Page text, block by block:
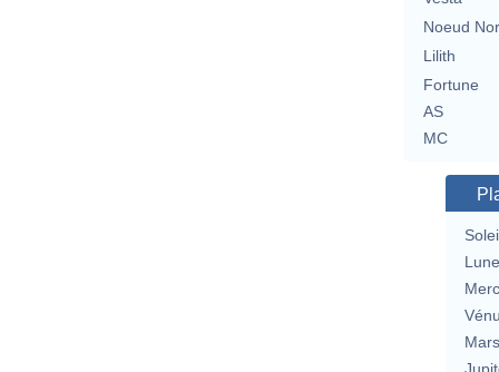
Noeud
Lilith
Fortune
AS
MC
Lune
Mars